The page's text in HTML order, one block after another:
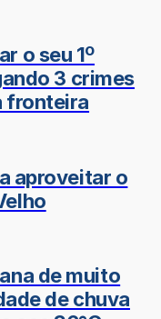
o seu 1º
3 crimes
fronteira
aproveitar o
de muito
de chuva